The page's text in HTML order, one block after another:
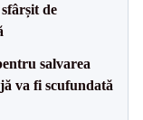
de
salvarea
va fi scufundată